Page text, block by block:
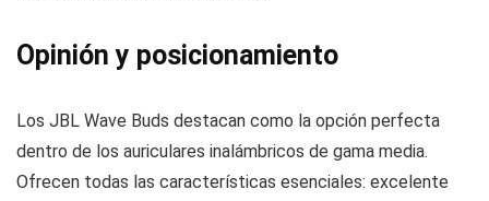
Opinión y posicionamiento
Los JBL Wave Buds destacan como la opción perfecta
dentro de los auriculares inalámbricos de gama media.
Ofrecen todas las características esenciales: excelente